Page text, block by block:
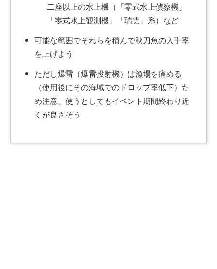
二座以上の水上機（「零式水上偵察機」
「零式水上観測機」「瑞雲」系）など
可能な範囲でそれらを積んで秋刀魚の入手率
を上げよう
ただし爆雷（爆雷投射機）は漁場を痛める
（使用後にその海域でのドロップ率低下）た
め注意。使うとしてもイベント期間終わり近
くが良さそう